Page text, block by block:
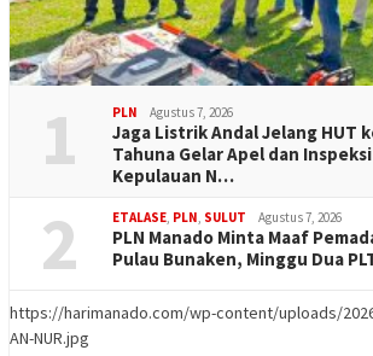
1 PLN Agustus 7, 2026
Jaga Listrik Andal Jelang HUT
Tahuna Gelar Apel dan
Kepulauan N…
2 ETALASE, PLN, SULUT Agustus 7, 2026
PLN Manado Minta Maaf
Pulau Bunaken, Minggu Dua
https://harimanado.com/wp-content/uploads/2026/
AN-NUR.jpg